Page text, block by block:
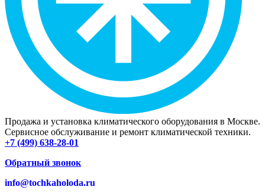
Продажа и установка климатического оборудования в Москве.
Сервисное обслуживание и ремонт климатической техники.
+7 (499) 638-28-01
Обратный звонок
info@tochkaholoda.ru